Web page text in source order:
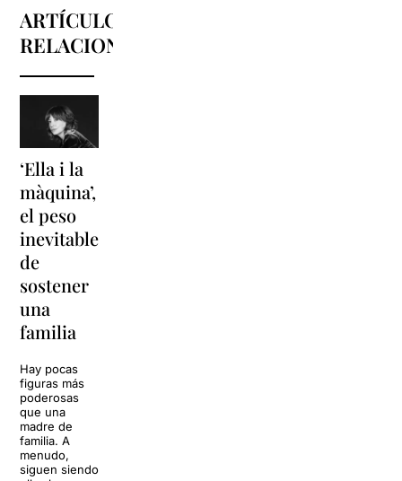
ARTÍCULOS
RELACIONADOS
‘Ella i la
màquina’,
el peso
inevitable
de
sostener
una
familia
Hay pocas
figuras más
poderosas
que una
madre de
familia. A
menudo,
siguen siendo